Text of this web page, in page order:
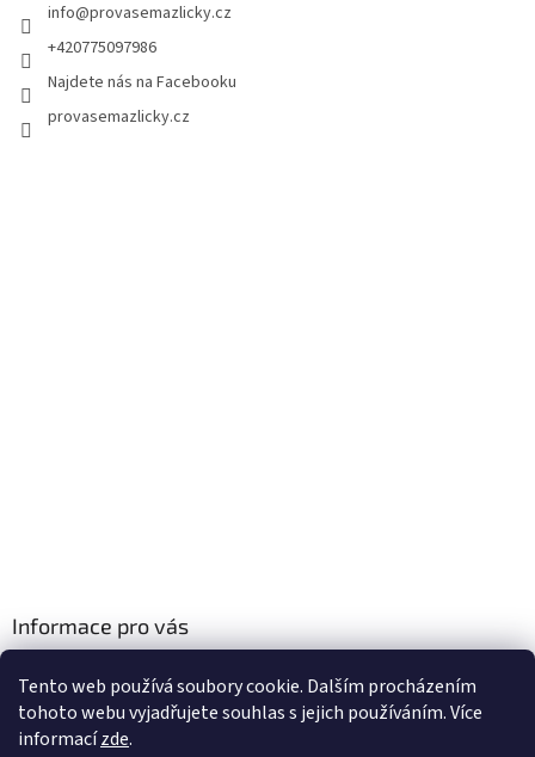
Tento web používá soubory cookie. Dalším procházením
tohoto webu vyjadřujete souhlas s jejich používáním. Více
informacízde.
info@provasemazlicky.cz
+420775097986
Najdete nás na Facebooku
provasemazlicky.cz
Informace pro vás
Podmínky ochrany osobních údajů